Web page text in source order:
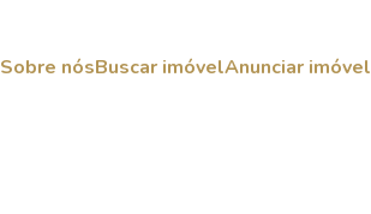
Sobre nósBuscar imóvelAnunciar imóvel